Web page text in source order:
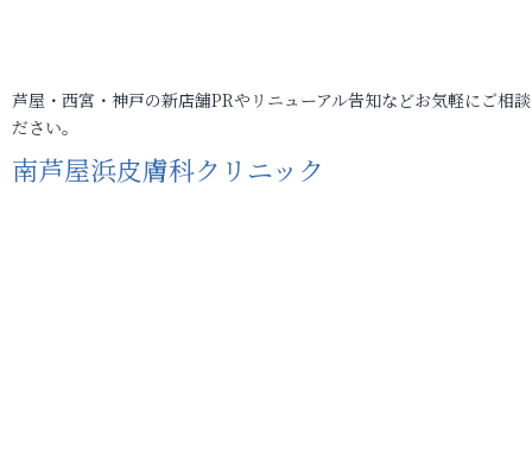
芦屋・西宮・神戸の新店舗PRやリニューアル告知などお気軽にご相
ださい。
南芦屋浜皮膚科クリニック